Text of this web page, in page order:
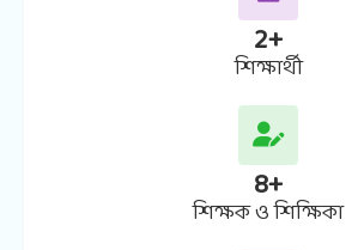
2+
শিক্ষার্থী
8+
শিক্ষক ও শিক্ষিকা